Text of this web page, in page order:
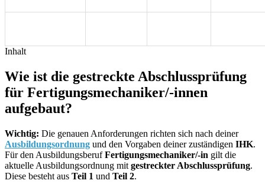
Inhalt
Wie ist die gestreckte Abschlussprüfung
für Fertigungsmechaniker/-innen
aufgebaut?
Wichtig: Die genauen Anforderungen richten sich nach deiner
Ausbildungsordnung und den Vorgaben deiner zuständigen IHK.
Für den AusbildungsberufFertigungsmechaniker/-in gilt die
aktuelle Ausbildungsordnung mit gestreckter Abschlussprüfung.
Diese besteht aus Teil 1 und Teil 2.